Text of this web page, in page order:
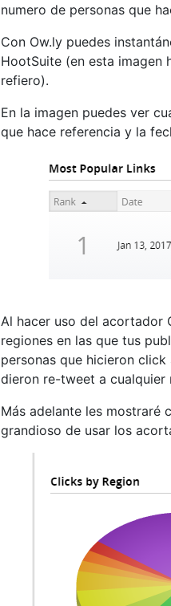
numero de personas que
Con Ow.ly puedes
HootSuite (en esta imagen
refiero).
En la imagen puedes ver
que hace referencia y la
Al hacer uso del acortador
regiones en las que tus
personas que hicieron
dieron re-tweet a cualquier
Más adelante les mostraré
grandioso de usar los